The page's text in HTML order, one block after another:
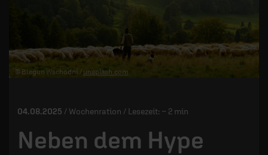
DEINE APP
MITMACHEN
ÜBER UNS
© Biegun Wschodni / unsplash.com
04.08.2025 / Wochenration / Lesezeit: ~ 2 min
Neben dem Hype